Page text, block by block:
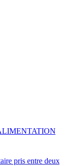
pris entre deux